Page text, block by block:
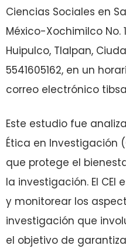
Ciencias Sociales en
México-Xochimilco No.
Huipulco, Tlalpan,
5541605162, en un
correo electrónico
Este estudio fue
Ética en Investigación
que protege el
la investigación. El CEI
y monitorear los
investigación que
el objetivo de